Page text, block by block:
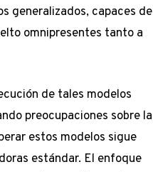
generalizados, capaces de
omnipresentes tanto a
de tales modelos
preocupaciones sobre la
estos modelos sigue
estándar. El enfoque